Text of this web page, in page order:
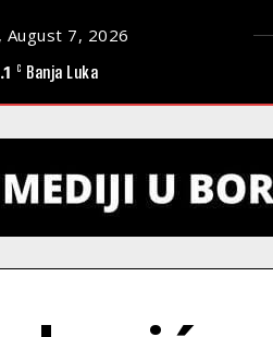
August 7, 2026
C Banja Luka